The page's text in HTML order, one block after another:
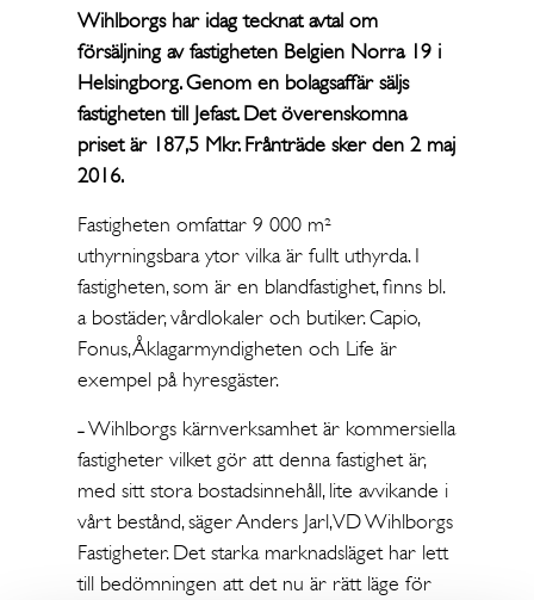
Wihlborgs har idag tecknat avtal om
försäljning av fastigheten Belgien Norra 19 i
Helsingborg. Genom en bolagsaffär säljs
fastigheten till Jefast. Det överenskomna
priset är 187,5 Mkr. Frånträde sker den 2 maj
2016.
Fastigheten omfattar 9 000 m²
uthyrningsbara ytor vilka är fullt uthyrda. I
fastigheten, som är en blandfastighet, finns bl.
a bostäder, vårdlokaler och butiker. Capio,
Fonus, Åklagarmyndigheten och Life är
exempel på hyresgäster.
˗ Wihlborgs kärnverksamhet är kommersiella
fastigheter vilket gör att denna fastighet är,
med sitt stora bostadsinnehåll, lite avvikande i
vårt bestånd, säger Anders Jarl, VD Wihlborgs
Fastigheter. Det starka marknadsläget har lett
till bedömningen att det nu är rätt läge för